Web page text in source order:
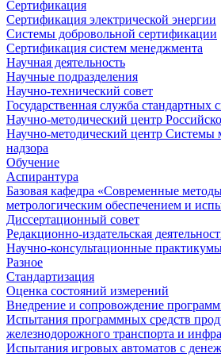
Сертификация
Сертификация электрической энергии
Системы добровольной сертификации
Сертификация систем менеджмента
Научная деятельность
Научные подразделения
Научно-технический совет
Государственная служба
Научно-методический центр
Научно-методический центр Системы
надзора
Обучение
Аспирантура
Базовая кафедра «Современные
метрологическим обеспечением и
Диссертационный совет
Редакционно-издательская
Научно-консультационные
Разное
Стандартизация
Оценка состояний измерений
Внедрение и сопровождение
Испытания программных средств
железнодорожного транспорта и
Испытания игровых автоматов с